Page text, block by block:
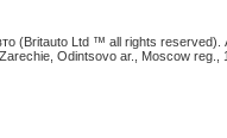
(Britauto Ltd ™ all rights
Odintsovo ar., Moscow